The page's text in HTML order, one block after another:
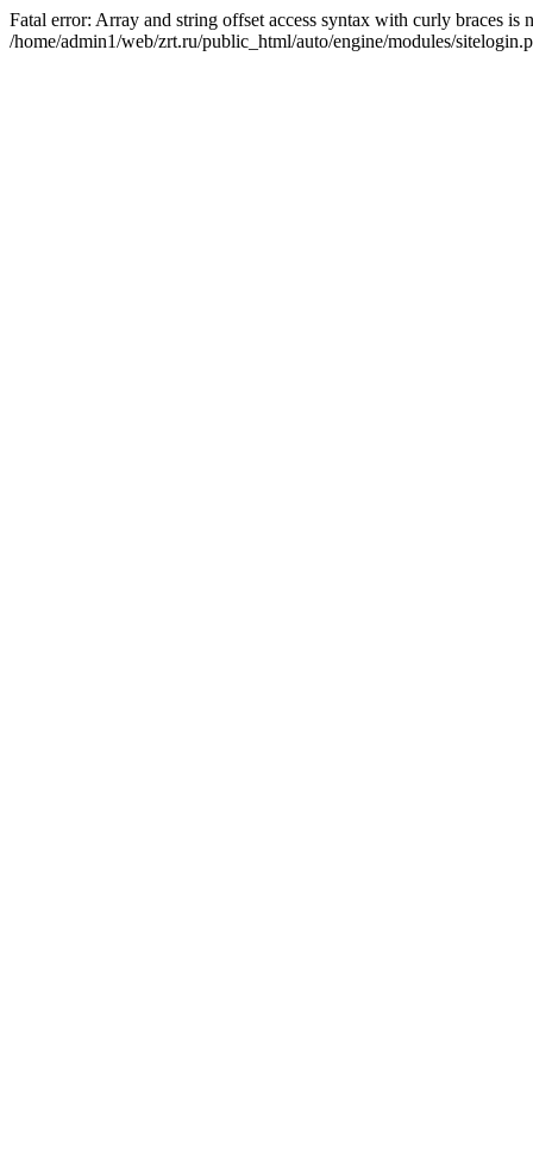
Fatal error: Array and string offset access syntax with curly braces is
/home/admin1/web/zrt.ru/public_html/auto/engine/modules/